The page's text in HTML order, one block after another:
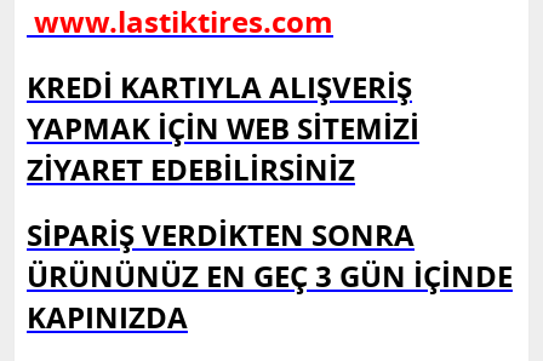
www.lastiktires.com
KREDİ KARTIYLA ALIŞVERİŞ
YAPMAK İÇİN WEB SİTEMİZİ
ZİYARET EDEBİLİRSİNİZ
SİPARİŞ VERDİKTEN SONRA
ÜRÜNÜNÜZ EN GEÇ 3 GÜN İÇİNDE
KAPINIZDA